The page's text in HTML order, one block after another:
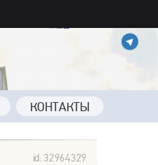
КОНТАКТЫ
id: 32964329